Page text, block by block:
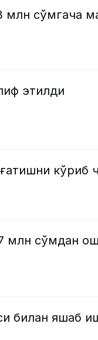
млн сўмгача
этилди
кўриб
млн сўмдан
билан яшаб